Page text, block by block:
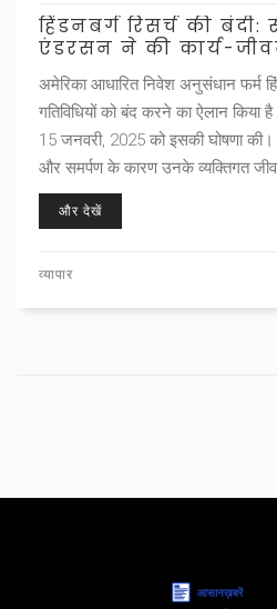
हिंडनबर्ग रिसर्च की
एंडरसन ने की कार्य-
अमेरिका आधारित निवेश अनुसंधान फर्म
गतिविधियों को बंद करने का ऐलान
15 जनवरी, 2025 को इसकी घोषणा की।
और समर्पण के कारण उनके व्यक्तिगत
भारतीय उद्योगपति गौतम अडानी के
निकोला सहित कई कंपनियों के खिलाफ
और देखें
व्यापार